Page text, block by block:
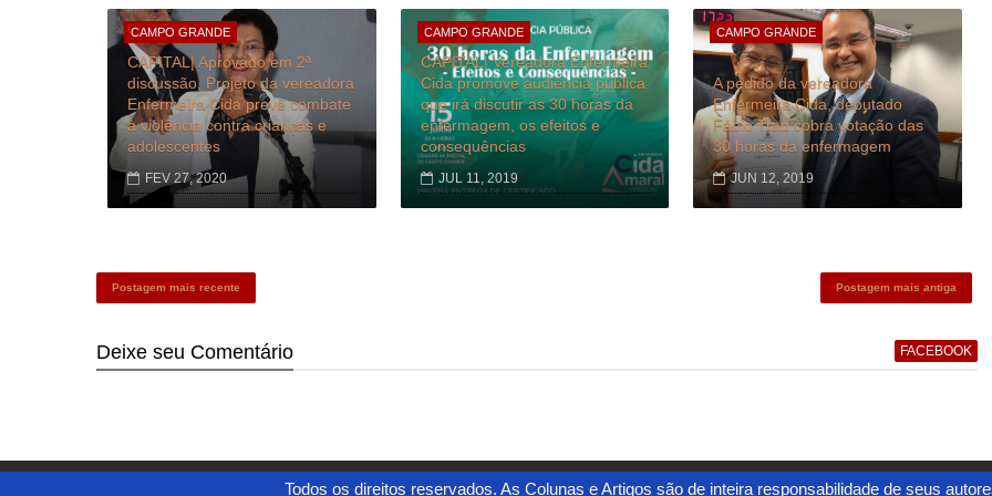
CAMPO GRANDE
CAPITAL| Aprovado em 2ª
discussão, Projeto da vereadora
Enfermeira Cida prevê combate
à violência contra crianças e
adolescentes
FEV 27, 2020
CAMPO GRANDE
CAPITAL| Vereadora Enfermeira
Cida promove audiência pública
que irá discutir as 30 horas da
enfermagem, os efeitos e
consequências
JUL 11, 2019
CAMPO GRANDE
A pedido da vereadora
Enfermeira Cida, deputado
Fábio Trad cobra votação das
30 horas da enfermagem
JUN 12, 2019
Postagem mais recente Postagem mais antiga
Deixe seu Comentário FACEBOOK
Todos os direitos reservados. As Colunas e Artigos são de inteira responsabilidade de seus